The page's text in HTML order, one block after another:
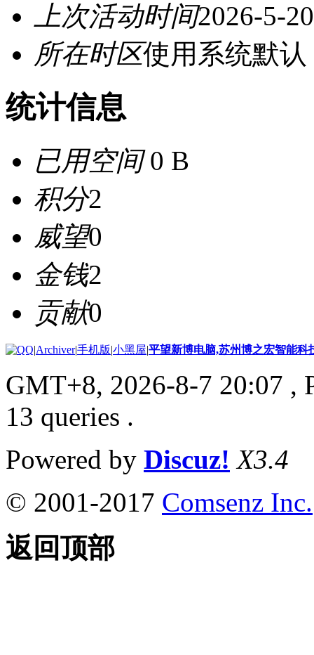
上次活动时间2026-5-
所在时区使用系统默认
统计信息
已用空间0 B
积分2
威望0
金钱2
贡献0
|Archiver|手机版|小黑屋|平望新博电脑,苏州博之宏智能科
GMT+8, 2026-8-7 20:07 ,
13 queries .
Powered by Discuz! X3.4
© 2001-2017 Comsenz Inc.
返回顶部